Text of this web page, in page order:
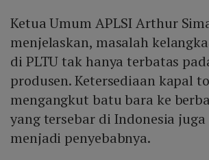
Ketua Umum APLSI Arthur
menjelaskan, masalah
di PLTU tak hanya terbatas
produsen. Ketersediaan kapal
mengangkut batu bara ke
yang tersebar di Indonesia juga
menjadi penyebabnya.